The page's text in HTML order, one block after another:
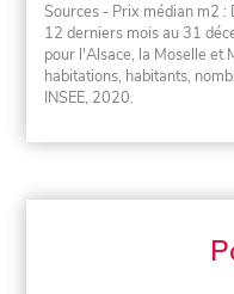
Sources - Prix médian m2 :
12 derniers mois au 31
pour l'Alsace, la Moselle et
habitations, habitants,
INSEE, 2020.